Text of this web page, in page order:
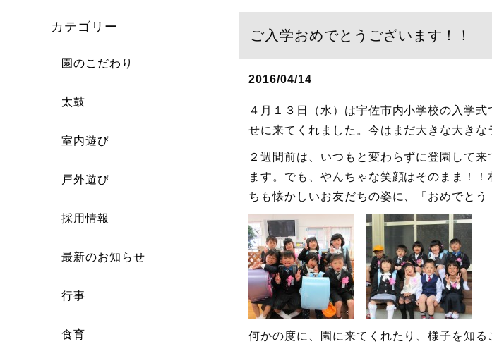
ご入学おめでとうございます！！
2016/04/14
４月１３日（水）は宇佐市内小学校の入学
せに来てくれました。今はまだ大きな大きな
２週間前は、いつもと変わらずに登園して
ます。でも、やんちゃな笑顔はそのまま！
ちも懐かしいお友だちの姿に、「おめでとう
何かの度に、園に来てくれたり、様子を知
カテゴリー
園のこだわり
太鼓
室内遊び
戸外遊び
採用情報
最新のお知らせ
行事
食育